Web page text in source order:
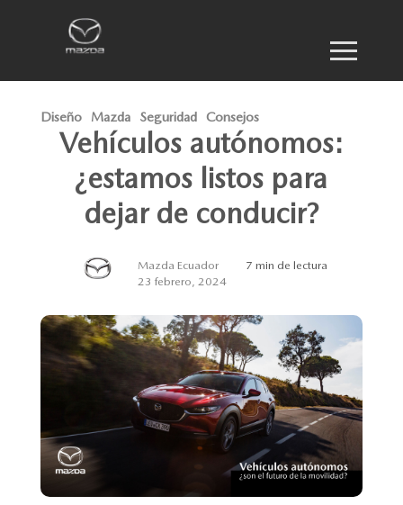
Diseño Mazda Seguridad Consejos
Vehículos autónomos:
¿estamos listos para
dejar de conducir?
Mazda Ecuador
23 febrero, 2024
7 min de lectura